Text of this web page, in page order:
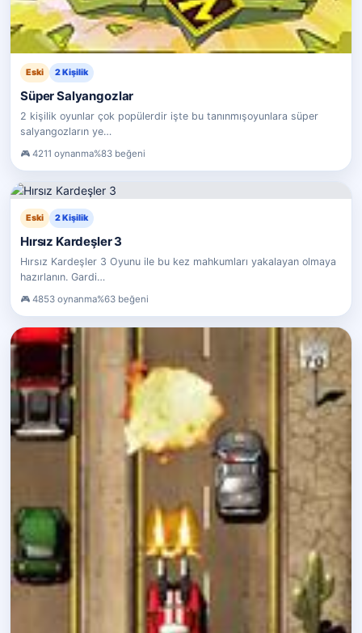
Eski 2 Kişilik
Süper Salyangozlar
2 kişilik oyunlar çok popülerdir işte bu tanınmışoyunlara süper
salyangozların ye…
4211 oynanma%83 beğeni
Eski 2 Kişilik
Hırsız Kardeşler 3
Hırsız Kardeşler 3 Oyunu ile bu kez mahkumları yakalayan olmaya
hazırlanın. Gardi…
4853 oynanma%63 beğeni